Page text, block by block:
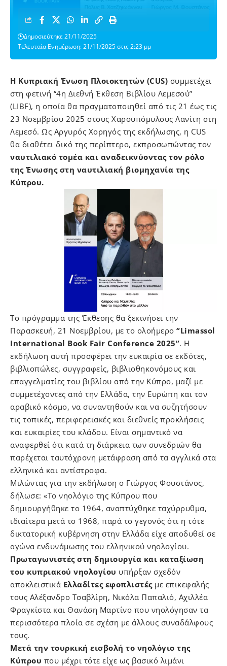
Τελευταία Ενημέρωση: 21/11/2025 στις 2:23 μμ
Δημοσιεύτηκε 21/11/2025
Η Κυπριακή Ένωση Πλοιοκτητών (CUS) συμμετέχει
στη φετινή “4η Διεθνή Έκθεση Βιβλίου Λεμεσού”
(LIBF), η οποία θα πραγματοποιηθεί από τις 21 έως τις
23 Νοεμβρίου 2025 στους Χαρουπόμυλους Λανίτη στη
Λεμεσό. Ως Αργυρός Χορηγός της εκδήλωσης, η CUS
θα διαθέτει δικό της περίπτερο, εκπροσωπώντας τον
ναυτιλιακό τομέα και αναδεικνύοντας τον ρόλο
της Ένωσης στη ναυτιλιακή βιομηχανία της
Κύπρου.
Το πρόγραμμα της Έκθεσης θα ξεκινήσει την
Παρασκευή, 21 Νοεμβρίου, με το ολοήμερο “Limassol
International Book Fair Conference 2025”. Η
εκδήλωση αυτή προσφέρει την ευκαιρία σε εκδότες,
βιβλιοπώλες, συγγραφείς, βιβλιοθηκονόμους και
επαγγελματίες του βιβλίου από την Κύπρο, μαζί με
συμμετέχοντες από την Ελλάδα, την Ευρώπη και τον
αραβικό κόσμο, να συναντηθούν και να συζητήσουν
τις τοπικές, περιφερειακές και διεθνείς προκλήσεις
και ευκαιρίες του κλάδου. Είναι σημαντικό να
αναφερθεί ότι κατά τη διάρκεια των συνεδριών θα
παρέχεται ταυτόχρονη μετάφραση από τα αγγλικά στα
ελληνικά και αντίστροφα.
Μιλώντας για την εκδήλωση ο Γιώργος Φουστάνος,
δήλωσε: «Το νηολόγιο της Κύπρου που
δημιουργήθηκε το 1964, αναπτύχθηκε ταχύρρυθμα,
ιδιαίτερα μετά το 1968, παρά το γεγονός ότι η τότε
δικτατορική κυβέρνηση στην Ελλάδα είχε αποδυθεί σε
αγώνα ενδυνάμωσης του ελληνικού νηολογίου.
Πρωταγωνιστές στη δημιουργία και καταξίωση
του κυπριακού νηολογίου υπήρξαν σχεδόν
αποκλειστικά Ελλαδίτες εφοπλιστές με επικεφαλής
τους Αλέξανδρο Τσαβλίρη, Νικόλα Παπαλιό, Αχιλλέα
Φραγκίστα και Θανάση Μαρτίνο που νηολόγησαν τα
περισσότερα πλοία σε σχέση με άλλους συναδάλφους
τους.
Μετά την τουρκική εισβολή το νηολόγιο της
Κύπρου που μέχρι τότε είχε ως βασικό λιμάνι